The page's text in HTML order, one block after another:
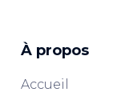
À propos
Accueil